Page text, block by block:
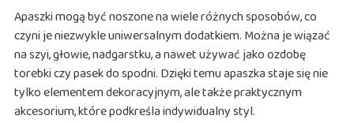
Apaszki mogą być noszone na wiele różnych sposobów, co
czyni je niezwykle uniwersalnym dodatkiem. Można je wiązać
na szyi, głowie, nadgarstku, a nawet używać jako ozdobę
torebki czy pasek do spodni. Dzięki temu apaszka staje się nie
tylko elementem dekoracyjnym, ale także praktycznym
akcesorium, które podkreśla indywidualny styl.